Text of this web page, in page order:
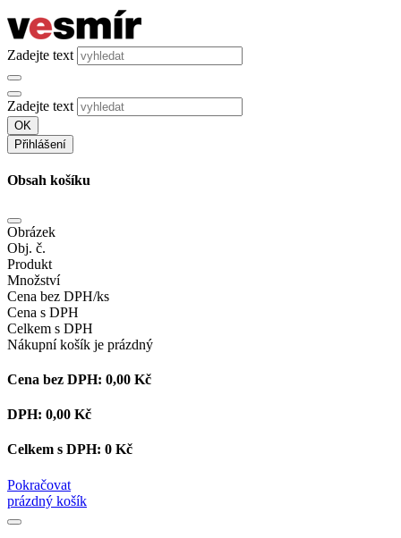
Zadejte text
Zadejte text
OK
Přihlášení
Obsah košíku
Obrázek
Obj. č.
Produkt
Množství
Cena bez DPH/ks
Cena s DPH
Celkem s DPH
Nákupní košík je prázdný
Cena bez DPH: 0,00 Kč
DPH: 0,00 Kč
Celkem s DPH: 0 Kč
Pokračovat
prázdný košík